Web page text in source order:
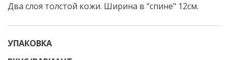
Два слоя толстой кожи. Ширина в "спине" 12см.
УПАКОВКА